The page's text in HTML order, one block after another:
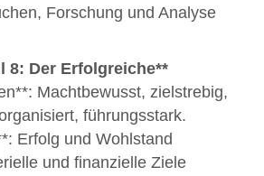
Forschung und Analyse
8: Der Erfolgreiche**
Machtbewusst, zielstrebig,
führungsstark.
Erfolg und Wohlstand
und finanzielle Ziele